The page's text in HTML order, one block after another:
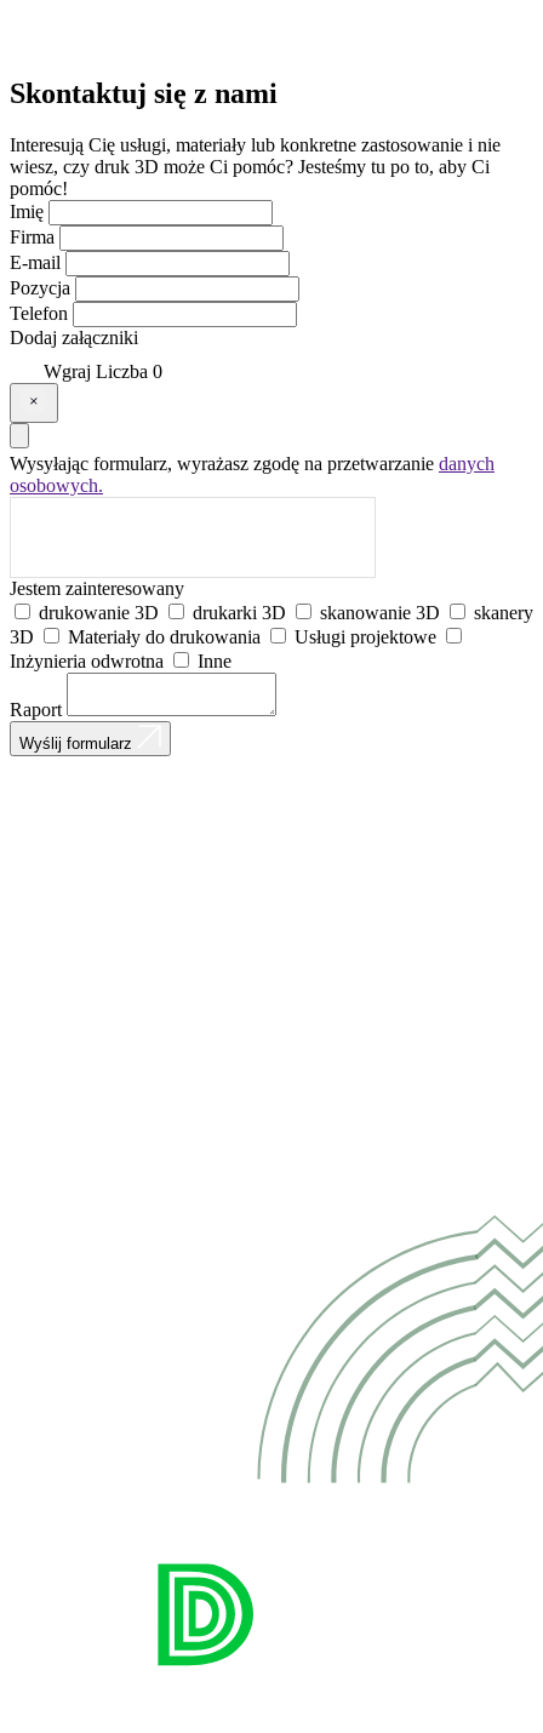
Skontaktuj się z nami
Interesują Cię usługi, materiały lub konkretne zastosowanie i nie
wiesz, czy druk 3D może Ci pomóc? Jesteśmy tu po to, aby Ci
pomóc!
Imię
Firma
E-mail
Pozycja
Telefon
Dodaj załączniki
Wgraj Liczba 0
Wysyłając formularz, wyrażasz zgodę na przetwarzanie danych
osobowych.
Jestem zainteresowany
drukowanie 3D
drukarki 3D skanowanie 3D
skanery
3D
Materiały do drukowania
Usługi projektowe
Inżynieria odwrotna
Inne
Raport
Wyślij formularz